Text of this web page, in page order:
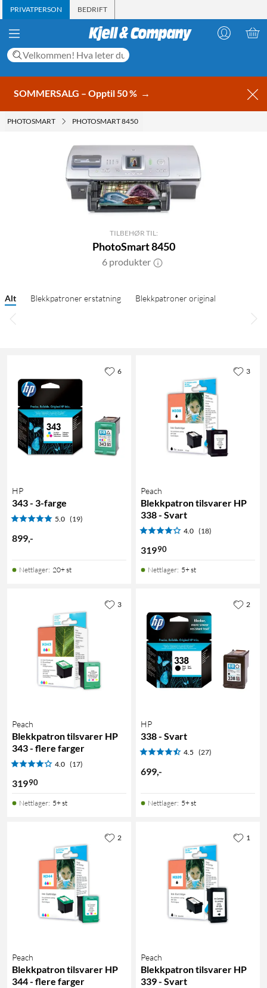
PRIVATPERSON BEDRIFT
SOMMERSALG – Opptil 50 % →
PHOTOSMART PHOTOSMART 8450
TILBEHØR TIL:
PhotoSmart 8450
6 produkter
Alt Blekkpatroner erstatning Blekkpatroner original
HP
343 - 3-farge
5.0 (19)
899,-
Nettlager: 20+ st
6
Peach
Blekkpatron tilsvarer HP
338 - Svart
4.0 (18)
31990
Nettlager: 5+ st
3
Peach
Blekkpatron tilsvarer HP
343 - flere farger
4.0 (17)
31990
Nettlager: 5+ st
3
HP
338 - Svart
4.5 (27)
699,-
Nettlager: 5+ st
2
Peach
Blekkpatron tilsvarer HP
344 - flere farger
2
Peach
Blekkpatron tilsvarer HP
339 - Svart
1